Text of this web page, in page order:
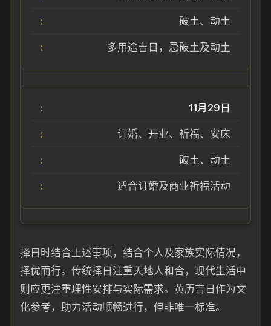
破土、动土
多用途吉日，忌破土及动土
11月29日
订婚、开业、祈福、安床
破土、动土
适合订婚及商业祈福活动
择日时结合上述事项，结合个人及家族实际情况，
择优而行。传统择日注重天地人和合，现代生活中
则应更注重理性安排与实际需求。黄历吉日作为文
化参考，助力活动顺畅进行，但非唯一标准。